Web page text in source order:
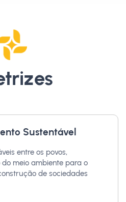
Sustentável
entre os povos,
meio ambiente para o
de sociedades